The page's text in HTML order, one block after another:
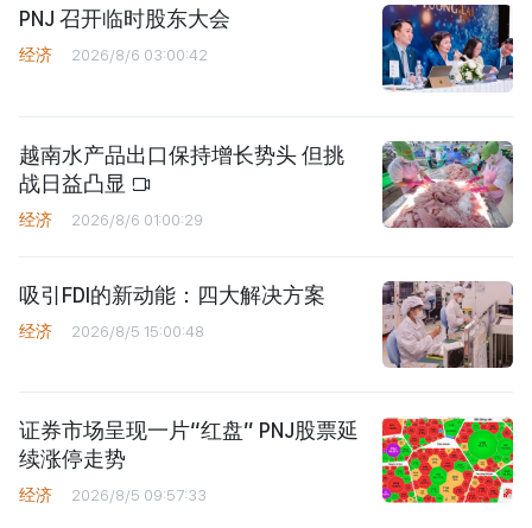
PNJ 召开临时股东大会
经济 2026/8/6 03:00:42
越南水产品出口保持增长势头 但挑
战日益凸显
经济 2026/8/6 01:00:29
吸引FDI的新动能：四大解决方案
经济 2026/8/5 15:00:48
证券市场呈现一片“红盘” PNJ股票延
续涨停走势
经济 2026/8/5 09:57:33